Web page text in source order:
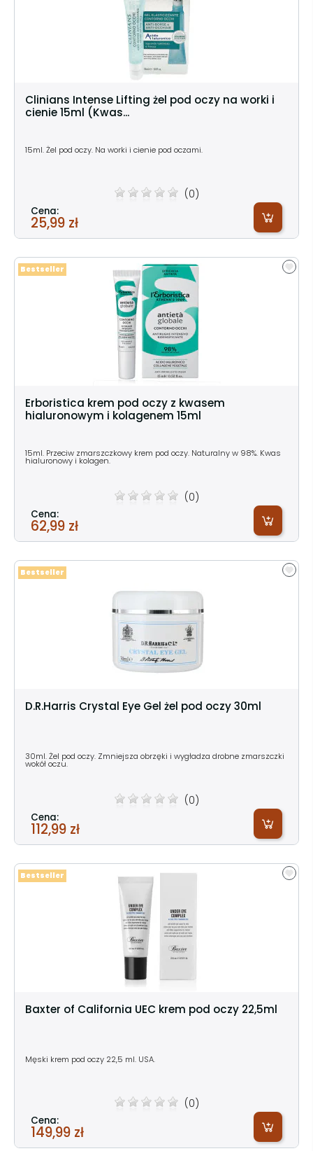
Clinians Intense Lifting żel pod oczy na worki i
cienie 15ml (Kwas...
15ml. Żel pod oczy. Na worki i cienie pod oczami.
(0)
Cena:
25,99 zł
Erboristica krem pod oczy z kwasem
hialuronowym i kolagenem 15ml
15ml. Przeciw zmarszczkowy krem pod oczy. Naturalny w 98%. Kwas
hialuronowy i kolagen.
(0)
Cena:
62,99 zł
Bestseller
D.R.Harris Crystal Eye Gel żel pod oczy 30ml
30ml. Żel pod oczy. Zmniejsza obrzęki i wygładza drobne zmarszczki
wokół oczu.
(0)
Cena:
112,99 zł
Bestseller
Baxter of California UEC krem pod oczy 22,5ml
Męski krem pod oczy 22,5 ml. USA.
(0)
Cena:
149,99 zł
Bestseller